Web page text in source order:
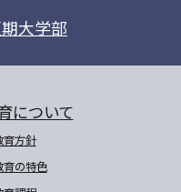
大学部
について
育方針
育の特色